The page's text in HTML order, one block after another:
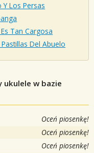
Y Los Persas
Es Tan Cargosa
Del Abuelo
ukulele w bazie
Oceń piosenkę!
Oceń piosenkę!
Oceń piosenkę!